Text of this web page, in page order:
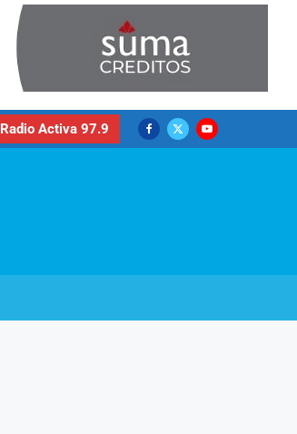
Radio Activa 97.9